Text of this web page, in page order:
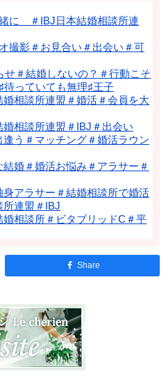
に ＃IBJ日本結婚相談所連
撮影＃お見合い＃出会い＃可
＃結婚しないの？＃行動こそ
っていても無理♯王子
相談所連盟＃婚活＃会員を大
相談所連盟＃IBJ＃出会い
う＃マッチング＃婚活ラウン
婚＃婚活お悩み＃アラサー＃
アラサー＃結婚相談所で婚活
所連盟＃IBJ
相談所＃ビタブリッドC＃平
Share